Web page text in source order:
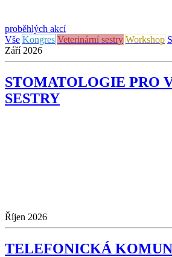
proběhlých akcí
Vše Kongres Veterinární sestry Workshop
Září 2026
STOMATOLOGIE PRO
SESTRY
Říjen 2026
TELEFONICKÁ